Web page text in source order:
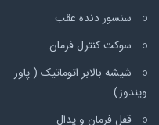
سنسور دنده عقب
سوکت کنترل فرمان
شیشه بالابر اتوماتیک ( پاور
ویندوز)
قفل فرمان و پدال